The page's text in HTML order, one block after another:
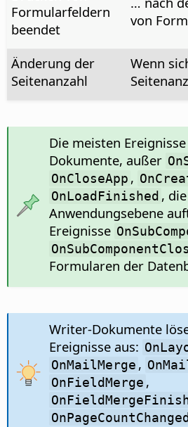
Formularfeldern
beendet
von
Änderung der
Seitenanzahl
Wenn
Die meisten
Dokumente, außer
OnCloseApp ,
OnLoadFinished ,
Anwendungsebene
Ereignisse
Formularen der
Writer-Dokumente
Ereignisse aus:
OnMailMerge ,
OnFieldMerge ,
OnPageCountChanged